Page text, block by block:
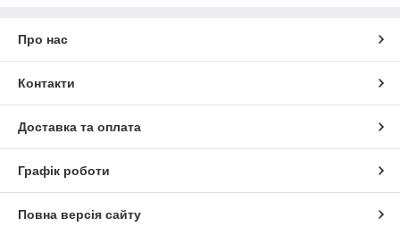
Про нас
Контакти
Доставка та оплата
Графік роботи
Повна версія сайту